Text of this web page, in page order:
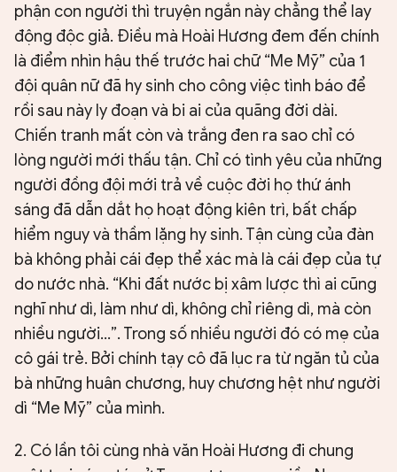
phận con người thì truyện ngắn này chẳng thể lay
động độc giả. Điều mà Hoài Hương đem đến chính
là điểm nhìn hậu thế trước hai chữ “Me Mỹ” của 1
đội quân nữ đã hy sinh cho công việc tình báo để
rồi sau này ly đoạn và bi ai của quãng đời dài.
Chiến tranh mất còn và trắng đen ra sao chỉ có
lòng người mới thấu tận. Chỉ có tình yêu của những
người đồng đội mới trả về cuộc đời họ thứ ánh
sáng đã dẫn dắt họ hoạt động kiên trì, bất chấp
hiểm nguy và thầm lặng hy sinh. Tận cùng của đàn
bà không phải cái đẹp thể xác mà là cái đẹp của tự
do nước nhà. “Khi đất nước bị xâm lược thì ai cũng
nghĩ như dì, làm như dì, không chỉ riêng dì, mà còn
nhiều người…”. Trong số nhiều người đó có mẹ của
cô gái trẻ. Bởi chính tạy cô đã lục ra từ ngăn tủ của
bà những huân chương, huy chương hệt như người
dì “Me Mỹ” của mình.
2. Có lần tôi cùng nhà văn Hoài Hương đi chung